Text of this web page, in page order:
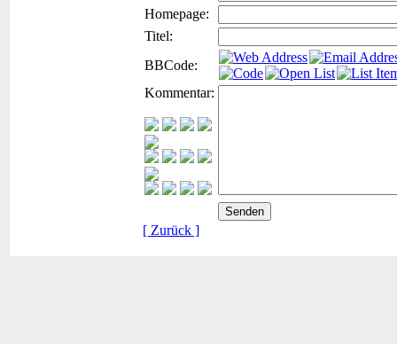
Homepage:
Titel:
BBCode:
Kommentar:
[ Zurück ]